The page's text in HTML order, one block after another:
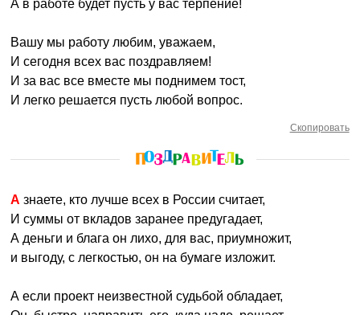
А в работе будет пусть у вас терпение!
Вашу мы работу любим, уважаем,
И сегодня всех вас поздравляем!
И за вас все вместе мы поднимем тост,
И легко решается пусть любой вопрос.
Скопировать
А знаете, кто лучше всех в России считает,
И суммы от вкладов заранее предугадает,
А деньги и блага он лихо, для вас, приумножит,
и выгоду, с легкостью, он на бумаге изложит.
А если проект неизвестной судьбой обладает,